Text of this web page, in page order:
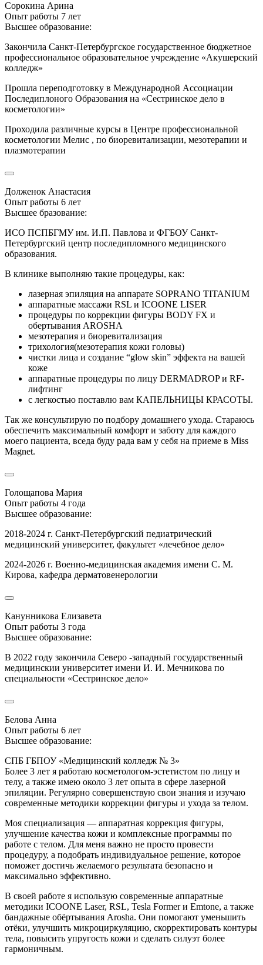
Сорокина Арина
Опыт работы 7 лет
Высшее образование:
Закончила Санкт-Петербургское государственное бюджетное
профессиональное образовательное учреждение «Акушерский
колледж»
Прошла переподготовку в Международной Ассоциации
Последиплоного Образования на «Сестринское дело в
косметологии»
Проходила различные курсы в Центре профессиональной
косметологии Мелис , по биоревитализации, мезотерапии и
плазмотерапии
Долженок Анастасия
Опыт работы 6 лет
Высшее бразование:
ИСО ПСПБГМУ им. И.П. Павлова и ФГБОУ Санкт-
Петербургский центр последипломного медицинского
образования.
В клинике выполняю такие процедуры, как:
лазерная эпиляция на аппарате SOPRANO TITANIUM
аппаратные массажи RSL и ICOONE LISER
процедуры по коррекции фигуры BODY FX и
обертывания AROSHA
мезотерапия и биоревитализация
трихология(мезотерапия кожи головы)
чистки лица и создание “glow skin” эффекта на вашей
коже
аппаратные процедуры по лицу DERMADROP и RF-
лифтинг
с легкостью поставлю вам КАПЕЛЬНИЦЫ КРАСОТЫ.
Так же консультирую по подбору домашнего ухода. Стараюсь
обеспечить максимальный комфорт и заботу для каждого
моего пациента, вседа буду рада вам у себя на приеме в Miss
Magnet.
Голощапова Мария
Опыт работы 4 года
Высшее образование:
2018-2024 г. Санкт-Петербургский педиатрический
медицинский университет, факультет «лечебное дело»
2024-2026 г. Военно-медицинская академия имени С. М.
Кирова, кафедра дерматовенерологии
Канунникова Елизавета
Опыт работы 3 года
Высшее образование:
В 2022 году закончила Северо -западный государственный
медицинскии университет имени И. И. Мечникова по
специальности «Сестринское дело»
Белова Анна
Опыт работы 6 лет
Высшее образование:
СПБ ГБПОУ «Медицинский колледж № 3»
Более 3 лет я работаю косметологом-эстетистом по лицу и
телу, а также имею около 3 лет опыта в сфере лазерной
эпиляции. Регулярно совершенствую свои знания и изучаю
современные методики коррекции фигуры и ухода за телом.
Моя специализация — аппаратная коррекция фигуры,
улучшение качества кожи и комплексные программы по
работе с телом. Для меня важно не просто провести
процедуру, а подобрать индивидуальное решение, которое
поможет достичь желаемого результата безопасно и
максимально эффективно.
В своей работе я использую современные аппаратные
методики ICOONE Laser, RSL, Tesla Former и Emtone, а также
бандажные обёртывания Arosha. Они помогают уменьшить
отёки, улучшить микроциркуляцию, скорректировать контуры
тела, повысить упругость кожи и сделать силуэт более
гармоничным.